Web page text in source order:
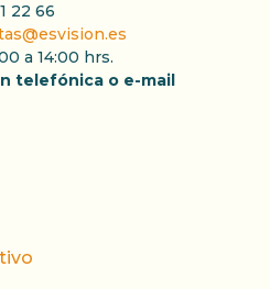
22 66
a 14:00 hrs.
telefónica o e-mail